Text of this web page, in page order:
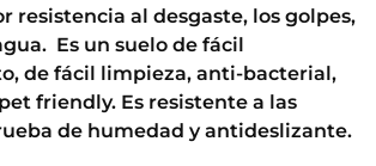
resistencia al desgaste, los golpes,
Es un suelo de fácil
de fácil limpieza, anti-bacterial,
friendly. Es resistente a las
de humedad y antideslizante.